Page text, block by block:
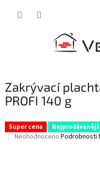
Zakrývací
PROFI 140 g
Super cena
Průměrné
Neohodnoceno Podrobnosti